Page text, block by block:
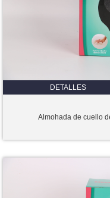
DETALLES
Almohada de cuello